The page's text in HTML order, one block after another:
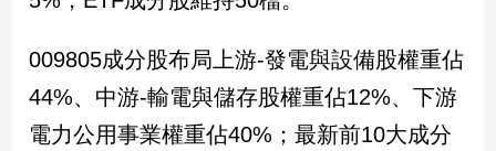
009805成分股布局上游-發電與設備股權重佔
44%、中游-輸電與儲存股權重佔12%、下游
電力公用事業權重佔40%；最新前10大成分